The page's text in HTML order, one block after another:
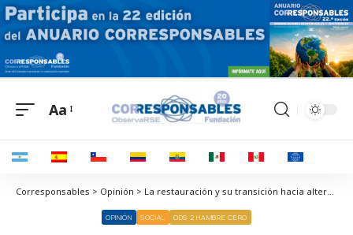
Aa
Corresponsables > Opinión > La restauración y su transición hacia alternativas más sostenibles
OPINIÓN SOCIAL ODS 2 HAMBRE CERO